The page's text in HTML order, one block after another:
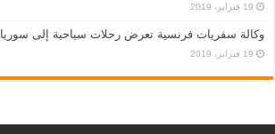
19 فبراير، 2019
وكالة سفريات فرنسية تعرض رحلات سياحية إلى سوريا
19 فبراير، 2019